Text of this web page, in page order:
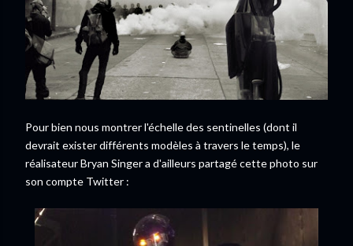
Pour bien nous montrer l'échelle des sentinelles (dont il
devrait exister différents modèles à travers le temps), le
réalisateur Bryan Singer a d'ailleurs partagé cette photo sur
son compte Twitter :